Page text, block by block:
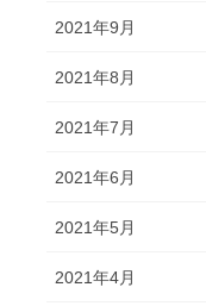
2021年9月
2021年8月
2021年7月
2021年6月
2021年5月
2021年4月